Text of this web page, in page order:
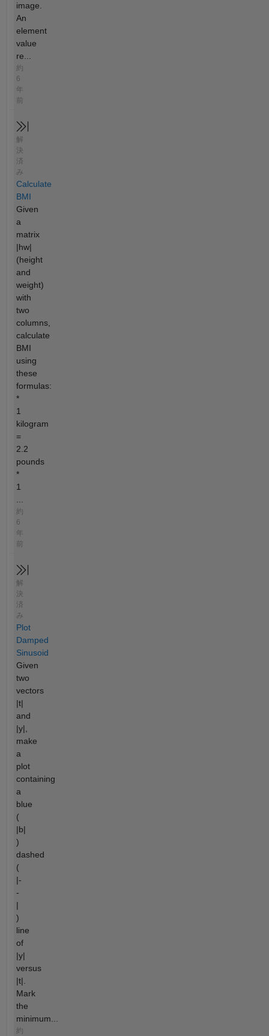
image.
An
element
value
re...
約
6
年
前
解
決
済
み
Calculate
BMI
Given
a
matrix
|hw|
(height
and
weight)
with
two
columns,
calculate
BMI
using
these
formulas:
*
1
kilogram
=
2.2
pounds
*
1
約
6
年
前
解
決
済
み
Plot
Damped
Sinusoid
Given
two
vectors
|t|
and
|y|,
make
a
plot
containing
a
blue
(
|b|
)
dashed
(
|-
-
|
)
line
of
|y|
versus
|t|.
Mark
the
minimum...
約